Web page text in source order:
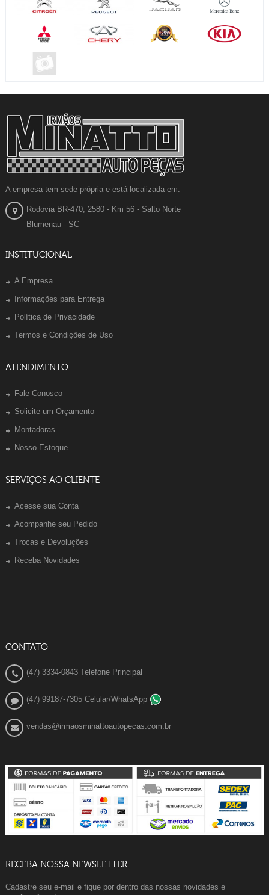
A empresa tem sede própria e está localizada em:
Rodovia BR-470, 2580 - Km 56 - Salto Norte
Blumenau - SC
INSTITUCIONAL
A Empresa
Informações para Entrega
Política de Privacidade
Termos e Condições de Uso
ATENDIMENTO
Fale Conosco
Solicite um Orçamento
Montadoras
Nosso Estoque
SERVIÇOS AO CLIENTE
Acesse sua Conta
Acompanhe seu Pedido
Trocas e Devoluções
Receba Novidades
CONTATO
(47) 3334-0843 Telefone Principal
(47) 99187-7305 Celular/WhatsApp
vendas@irmaosminattoautopecas.com.br
RECEBA NOSSA NEWSLETTER
Cadastre seu e-mail e fique por dentro das nossas novidades e